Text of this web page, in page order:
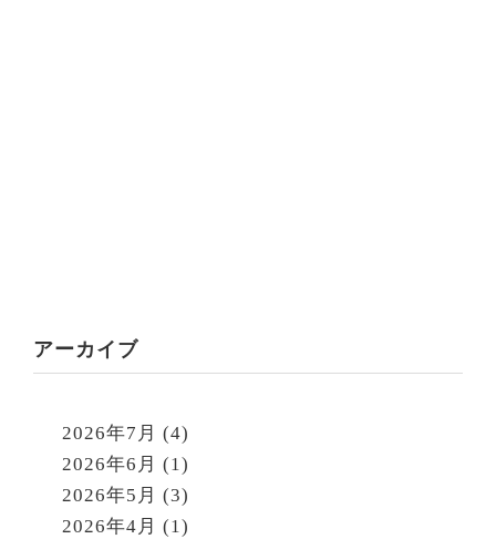
アーカイブ
2026年7月 (4)
2026年6月 (1)
2026年5月 (3)
2026年4月 (1)